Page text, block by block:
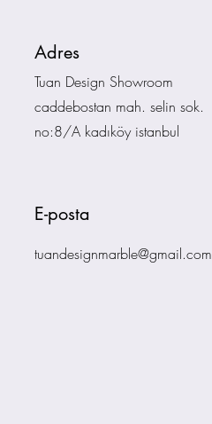
Adres
Tuan Design Showroom
caddebostan mah. selin sok.
no:8/A kadıköy istanbul
E-posta
tuandesignmarble@gmail.com